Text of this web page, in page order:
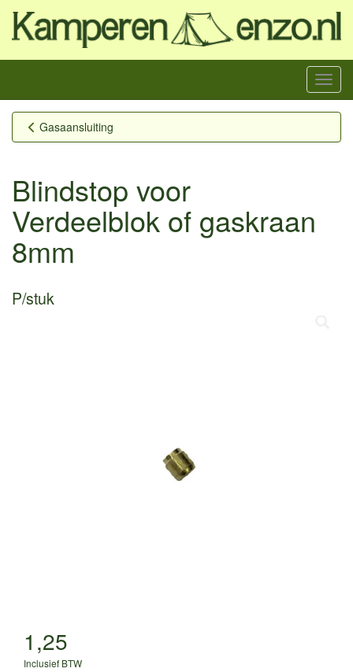
Menu
Gasaansluiting
Blindstop voor
Verdeelblok of gaskraan
8mm
P/stuk
1,25
Inclusief BTW